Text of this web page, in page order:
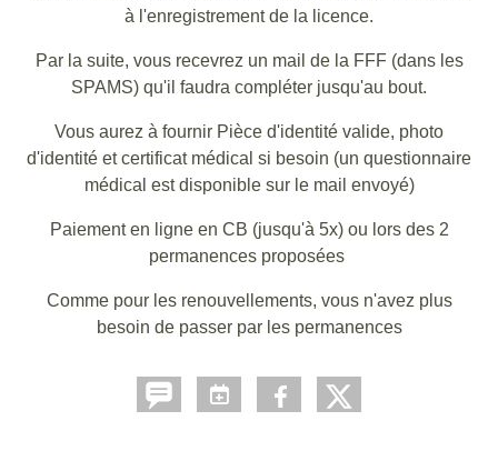
à l'enregistrement de la licence.
Par la suite, vous recevrez un mail de la FFF (dans les
SPAMS) qu'il faudra compléter jusqu'au bout.
Vous aurez à fournir Pièce d'identité valide, photo
d'identité et certificat médical si besoin (un questionnaire
médical est disponible sur le mail envoyé)
Paiement en ligne en CB (jusqu'à 5x) ou lors des 2
permanences proposées
Comme pour les renouvellements, vous n'avez plus
besoin de passer par les permanences